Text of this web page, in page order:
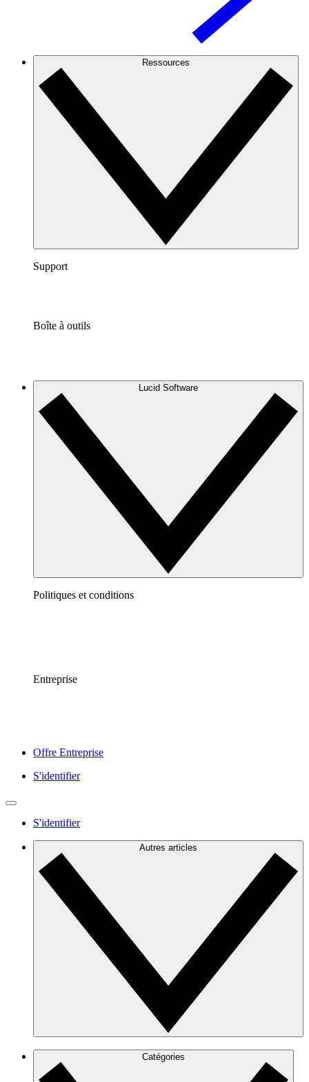
Ressources
Support
Boîte à outils
Lucid Software
Politiques et conditions
Entreprise
Offre Entreprise
S'identifier
S'identifier
Autres articles
Catégories